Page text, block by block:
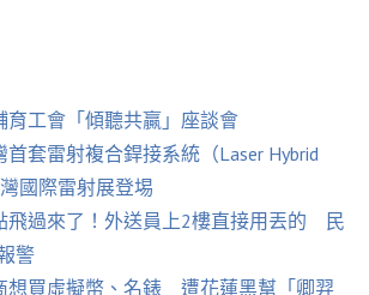
育工會「傾聽共贏」座談會
首套雷射複合銲接系統（Laser Hybrid
國際雷射展登埸
飛過來了！外送員上2樓直接用丟的 民
警
想買虛擬幣、名錶 遭花蓮黑幫「卿羿